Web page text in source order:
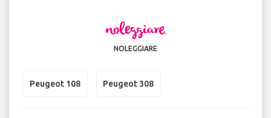
NOLEGGIARE
Peugeot 108 Peugeot 308